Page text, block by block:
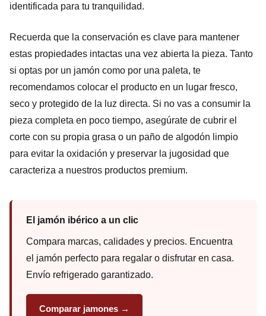
identificada para tu tranquilidad.
Recuerda que la conservación es clave para mantener
estas propiedades intactas una vez abierta la pieza. Tanto
si optas por un jamón como por una paleta, te
recomendamos colocar el producto en un lugar fresco,
seco y protegido de la luz directa. Si no vas a consumir la
pieza completa en poco tiempo, asegúrate de cubrir el
corte con su propia grasa o un paño de algodón limpio
para evitar la oxidación y preservar la jugosidad que
caracteriza a nuestros productos premium.
El jamón ibérico a un clic
Compara marcas, calidades y precios. Encuentra
el jamón perfecto para regalar o disfrutar en casa.
Envío refrigerado garantizado.
Comparar jamones →